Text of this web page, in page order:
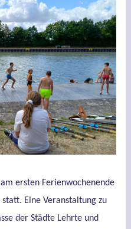
ersten Ferienwochenende
Eine Veranstaltung zu
der Städte Lehrte und